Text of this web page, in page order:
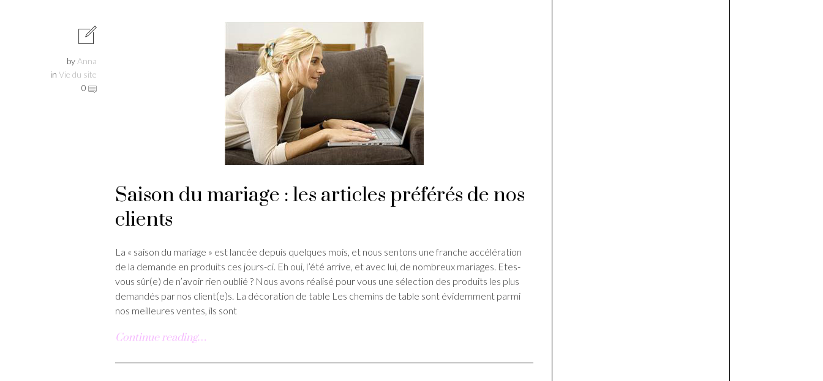
by Anna
in Vie du site
0
Saison du mariage : les articles préférés de nos
clients
La « saison du mariage » est lancée depuis quelques mois, et nous sentons une franche accélération
de la demande en produits ces jours-ci. Eh oui, l’été arrive, et avec lui, de nombreux mariages. Etes-
vous sûr(e) de n’avoir rien oublié ? Nous avons réalisé pour vous une sélection des produits les plus
demandés par nos client(e)s. La décoration de table Les chemins de table sont évidemment parmi
nos meilleures ventes, ils sont
Continue reading…